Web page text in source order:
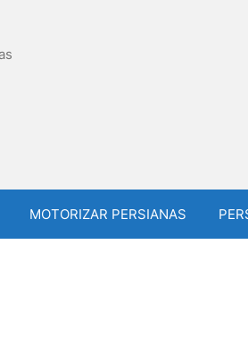
MOTORIZAR PERSIANAS